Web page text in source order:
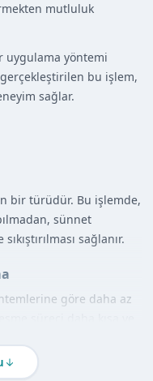
mutluluk
uygulama yöntemi
bu işlem,
sağlar.
bir türüdür. Bu işlemde,
sünnet
sağlanır.
göre daha az